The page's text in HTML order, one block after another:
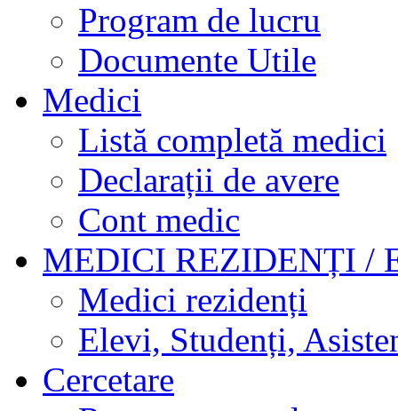
Program de lucru
Documente Utile
Medici
Listă completă medici
Declarații de avere
Cont medic
MEDICI REZIDENȚI /
Medici rezidenți
Elevi, Studenți,
Cercetare